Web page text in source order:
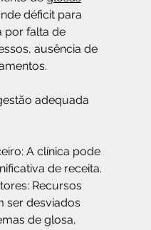
déficit para
por falta de
ausência de
adequada
A clínica pode
de receita.
Recursos
ser desviados
de glosa,